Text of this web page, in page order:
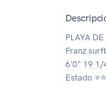
PLAYA
Franz
6'0" 19 1/
Estado